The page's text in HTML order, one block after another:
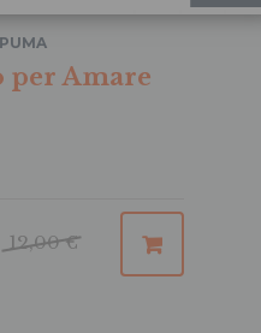
per Amare
12,00 €